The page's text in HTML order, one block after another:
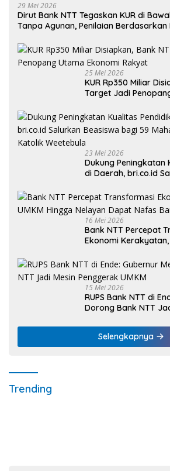
29 Mei 2026
Dirut Bank NTT Tegaskan KUR di
Tanpa Agunan, Penilaian
25 Mei 2026
KUR Rp350 Miliar
Target Jadi
23 Mei 2026
Dukung Peningkatan
di Daerah, bri.co.id
Weetebula
16 Mei 2026
Bank NTT Percepat
Ekonomi Kerakyatan,
15 Mei 2026
RUPS Bank NTT di
Dorong Bank NTT
Selengkapnya
Trending